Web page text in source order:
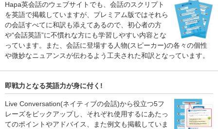
Hapa英会話のウェブサイトでも、会話のスクリプト
を英語で掲載していますが、プレミアム版ではそれら
の会話すべてに和訳も添えてあるので、初心者の方
や“会話英語”に不慣れな方にも学習しやすい内容とな
っています。また、会話に登場する人物(スピーカー)の各々の個性
や微妙なニュアンスが伝わるよう工夫された和訳となっています。
即戦力となる英語力が身に付く!
Live Conversation(ネイティブの会話)から役立つ5フ
レーズをピックアップし、それぞれ使用するにあたっ
てのポイントやアドバイス、また例文も掲載していま